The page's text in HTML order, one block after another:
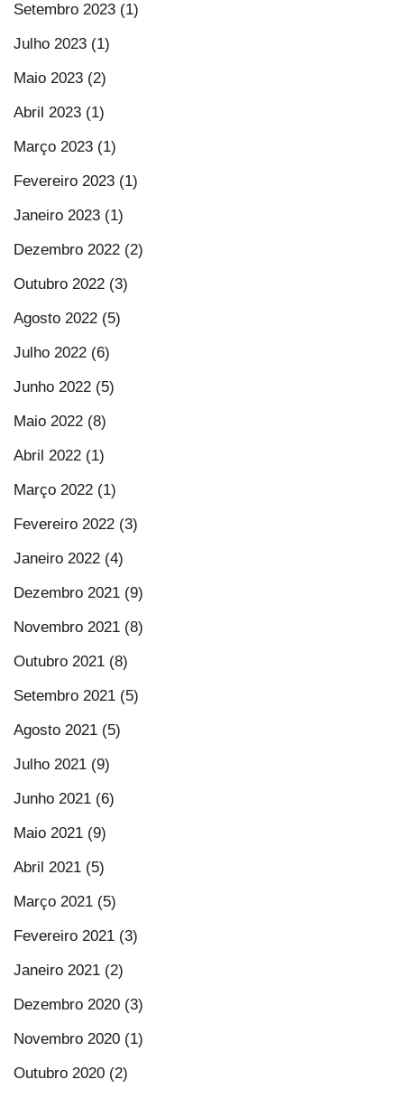
Setembro 2023 (1)
Julho 2023 (1)
Maio 2023 (2)
Abril 2023 (1)
Março 2023 (1)
Fevereiro 2023 (1)
Janeiro 2023 (1)
Dezembro 2022 (2)
Outubro 2022 (3)
Agosto 2022 (5)
Julho 2022 (6)
Junho 2022 (5)
Maio 2022 (8)
Abril 2022 (1)
Março 2022 (1)
Fevereiro 2022 (3)
Janeiro 2022 (4)
Dezembro 2021 (9)
Novembro 2021 (8)
Outubro 2021 (8)
Setembro 2021 (5)
Agosto 2021 (5)
Julho 2021 (9)
Junho 2021 (6)
Maio 2021 (9)
Abril 2021 (5)
Março 2021 (5)
Fevereiro 2021 (3)
Janeiro 2021 (2)
Dezembro 2020 (3)
Novembro 2020 (1)
Outubro 2020 (2)